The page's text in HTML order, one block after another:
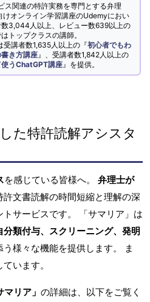
ス関連の特許実務を専門とする弁理
けオンライン学習講座のUdemyにおい
数3,044人以上、レビュー数639以上の
トップクラスの講師。
受講者数1,635人以上の『初心者でもわ
き方講座 』、受講者数1,842人以上の
うChatGPT講座 』を提供。
た特許読解アシスタ
を感じている皆様へ。 弁理士が
許文書読解の時間短縮と理解の深
サービスです。 「サマリア」は
類付与、スクリーニング、発明
様々な機能を提供します。 ま
います。
リア」 の詳細は、以下をご覧く